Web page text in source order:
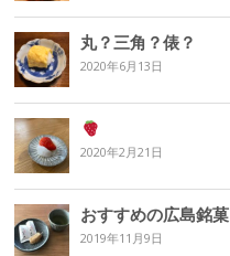
丸？三角？俵？
2020年6月13日
2020年2月21日
おすすめの広島銘菓
2019年11月9日